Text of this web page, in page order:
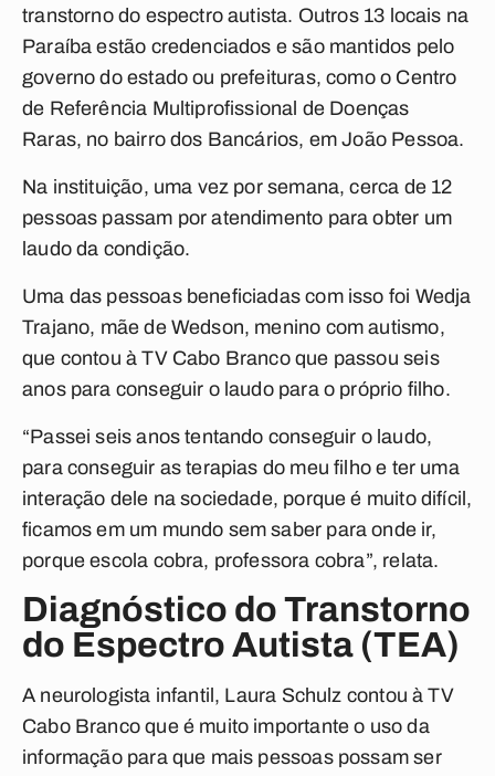
transtorno do espectro autista. Outros 13 locais na
Paraíba estão credenciados e são mantidos pelo
governo do estado ou prefeituras, como o Centro
de Referência Multiprofissional de Doenças
Raras, no bairro dos Bancários, em João Pessoa.
Na instituição, uma vez por semana, cerca de 12
pessoas passam por atendimento para obter um
laudo da condição.
Uma das pessoas beneficiadas com isso foi Wedja
Trajano, mãe de Wedson, menino com autismo,
que contou à TV Cabo Branco que passou seis
anos para conseguir o laudo para o próprio filho.
“Passei seis anos tentando conseguir o laudo,
para conseguir as terapias do meu filho e ter uma
interação dele na sociedade, porque é muito difícil,
ficamos em um mundo sem saber para onde ir,
porque escola cobra, professora cobra”, relata.
Diagnóstico do Transtorno
do Espectro Autista (TEA)
A neurologista infantil, Laura Schulz contou à TV
Cabo Branco que é muito importante o uso da
informação para que mais pessoas possam ser